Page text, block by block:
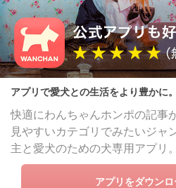
アプリで愛犬との生活をより豊かに。
快適にわんちゃんホンポの記事
見やすいカテゴリでみたいジャ
主と愛犬のための犬専用アプリ。
アプリをダウン